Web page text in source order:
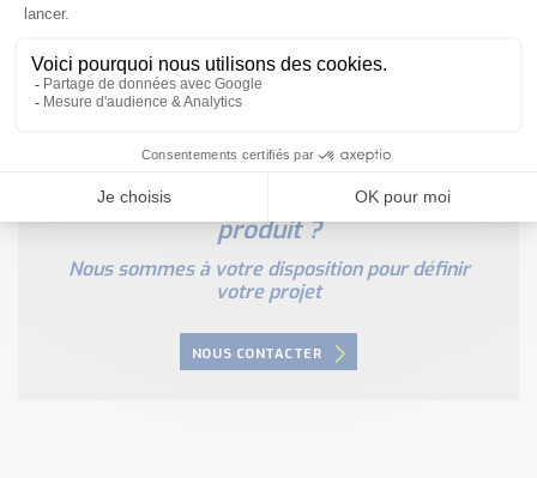
Besoin d'aide pour choisir votre
produit ?
Nous sommes à votre disposition pour définir
votre projet
NOUS CONTACTER